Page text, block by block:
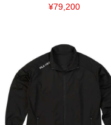
¥79,200